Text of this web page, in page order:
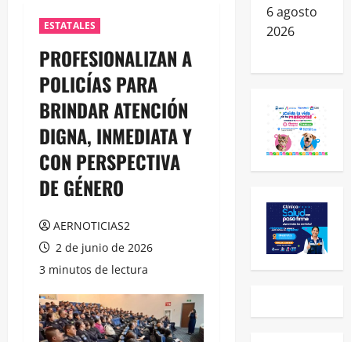
ESTATALES
PROFESIONALIZAN A
POLICÍAS PARA
BRINDAR ATENCIÓN
DIGNA, INMEDIATA Y
CON PERSPECTIVA
DE GÉNERO
AERNOTICIAS2
2 de junio de 2026
3 minutos de lectura
6 agosto
2026